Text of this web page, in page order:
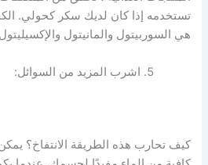
تستخدمه إذا كان لديك سكر كحولي.
هي السوربيتول والمانيتول
اشرب المزيد من السوائل:
كيف تحارب هذه الطريقة الانتفاخ؟